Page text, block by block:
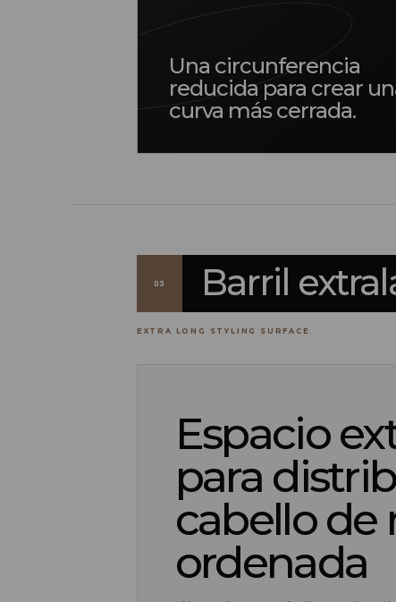
Una circunferencia
reducida para crear
curva más cerrada.
03 Barril
EXTRA LONG STYLING SURFACE
Espacio
para
cabello de
ordenada